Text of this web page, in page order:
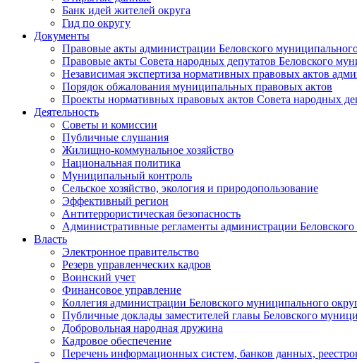
Банк идей жителей округа
Гид по округу
Документы
Правовые акты администрации Беловского
Правовые акты Совета народных депутатов Беловского
Независимая экспертиза нормативных правовых актов
Порядок обжалования муниципальных правовых актов
Проекты нормативных правовых актов Совета народных
Деятельность
Советы и комиссии
Публичные слушания
Жилищно-коммунальное хозяйство
Национальная политика
Муниципальный контроль
Сельское хозяйство, экология и природопользование
Эффективный регион
Антитеррористическая безопасность
Административные регламенты администрации
Власть
Электронное правительство
Резерв управленческих кадров
Воинский учет
Финансовое управление
Коллегия администрации Беловского муниципального
Публичные доклады заместителей главы Беловского
Добровольная народная дружина
Кадровое обеспечение
Перечень информационных систем, банков данных,